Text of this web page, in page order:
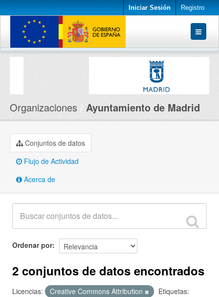
Iniciar Sesión Registro
Conjuntos de datos
Organizaciones Ayuntamiento de Madrid
Conjuntos de datos
Flujo de Actividad
Acerca de
Ordenar por
2 conjuntos de datos encontrados
Licencias: Creative Commons Attribution
Etiquetas: